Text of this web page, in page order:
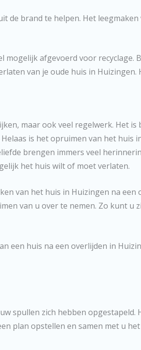
de brand te helpen. Het
afgevoerd voor
van je oude huis in
maar ook veel regelwerk. Het
is het opruimen van het huis
brengen immers veel
het huis wilt of moet verlaten.
van het huis in Huizingen na
van u over te nemen. Zo kunt
een huis na een overlijden in
spullen zich hebben
plan opstellen en samen met u